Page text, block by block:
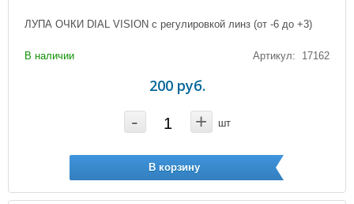
ЛУПА ОЧКИ DIAL VISION с регулировкой линз (от -6 до +3)
В наличии Артикул: 17162
200 руб.
- + шт
В корзину